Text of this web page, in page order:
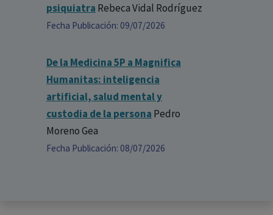
psiquiatra Rebeca Vidal Rodríguez
Fecha Publicación: 09/07/2026
De la Medicina 5P a Magnifica
Humanitas: inteligencia
artificial, salud mental y
custodia de la persona Pedro
Moreno Gea
Fecha Publicación: 08/07/2026